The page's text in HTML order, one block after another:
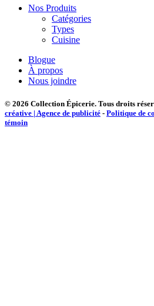
Nos Produits
Catégories
Types
Cuisine
Blogue
À propos
Nous joindre
© 2026 Collection Épicerie. Tous droits
créative | Agence de publicité - Politique de
témoin